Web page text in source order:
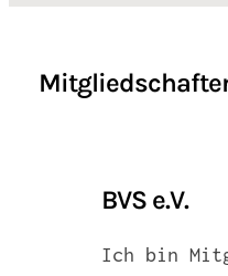
BVS e.V.
Ich bin